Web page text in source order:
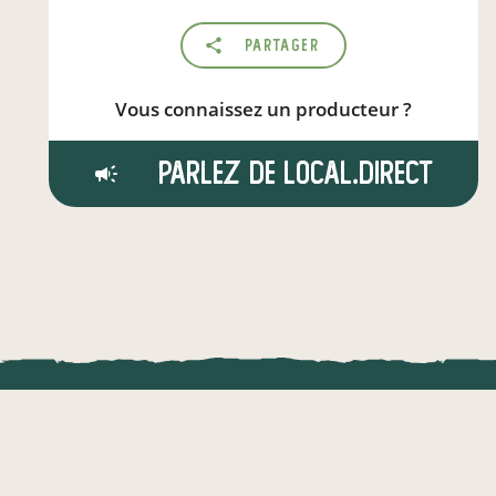
Partager
Vous connaissez un producteur ?
Parlez de local.direct